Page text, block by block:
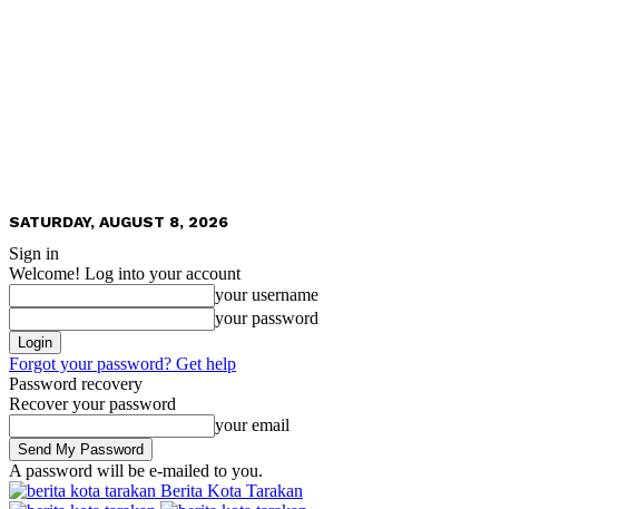
SATURDAY, AUGUST 8, 2026
Sign in
Welcome! Log into your account
your username
your password
Forgot your password? Get help
Password recovery
Recover your password
your email
A password will be e-mailed to you.
Berita Kota Tarakan